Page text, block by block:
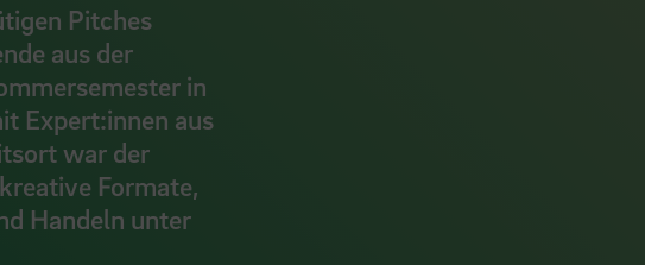
Pitches
aus der
in
Expert:innen aus
war der
Formate,
Handeln unter